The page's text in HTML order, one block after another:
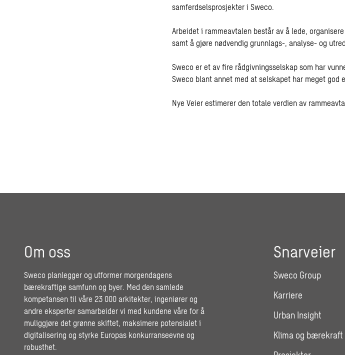
samferdselsprosjekter i Sweco.
Arbeidet i rammeavtalen består av å lede,
samt å gjøre nødvendig grunnlags-, analyse- og
Sweco er et av fire rådgivningsselskap som har
Sweco blant annet med at selskapet har meget god
Nye Veier estimerer den totale verdien av
Om oss
Sweco planlegger og utformer morgendagens
bærekraftige samfunn og byer. Med den samlede
kompetansen til våre 23 000 arkitekter, ingeniører og
andre eksperter samarbeider vi med kundene våre for å
muliggjøre det grønne skiftet, maksimere potensialet i
digitalisering og styrke Europas konkurranseevne og
robusthet.
Snarveier
Sweco Group
Karriere
Urban Insight
Klima og bærekraft